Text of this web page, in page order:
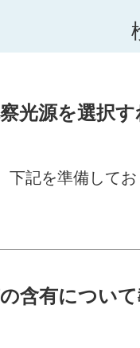
光源を選択
下記を準備して
含有について